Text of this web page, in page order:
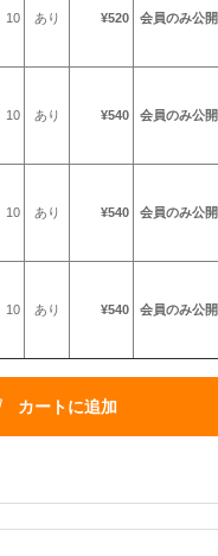
10 あり ¥520 会員のみ公開
10 あり ¥540 会員のみ公開
10 あり ¥540 会員のみ公開
10 あり ¥540 会員のみ公開
カートに追加